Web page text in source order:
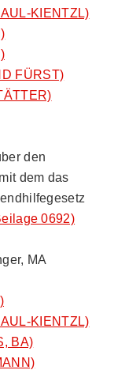
KIENTZL)
FÜRST)
den
dem das
0692)
MA
KIENTZL)
BA)